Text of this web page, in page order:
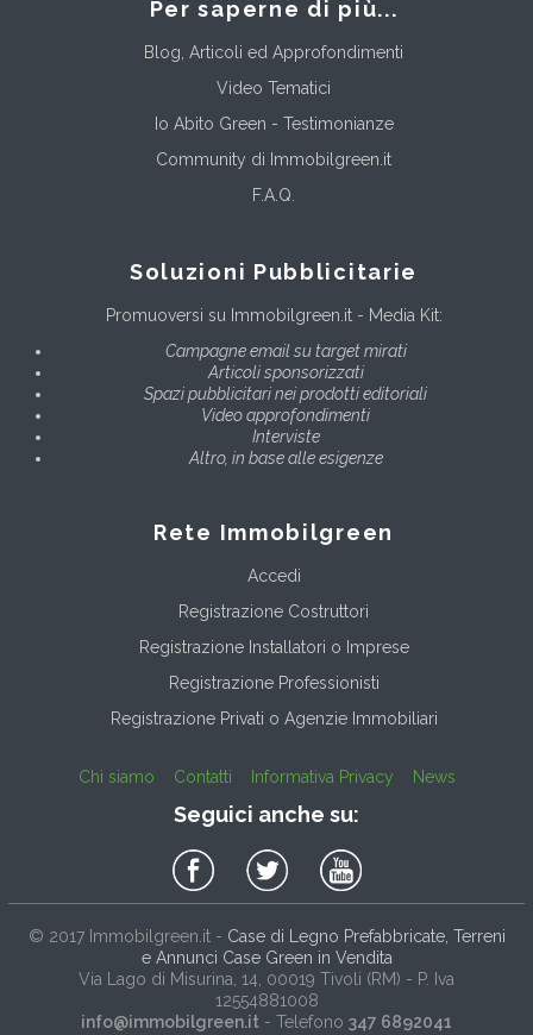
Per saperne di più...
Blog, Articoli ed Approfondimenti
Video Tematici
Io Abito Green - Testimonianze
Community di Immobilgreen.it
F.A.Q.
Soluzioni Pubblicitarie
Promuoversi su Immobilgreen.it - Media Kit:
Campagne email su target mirati
Articoli sponsorizzati
Spazi pubblicitari nei prodotti editoriali
Video approfondimenti
Interviste
Altro, in base alle esigenze
Rete Immobilgreen
Accedi
Registrazione Costruttori
Registrazione Installatori o Imprese
Registrazione Professionisti
Registrazione Privati o Agenzie Immobiliari
Chi siamo Contatti Informativa Privacy News
Seguici anche su:
© 2017 Immobilgreen.it- Case di Legno Prefabbricate, Terreni
e Annunci Case Green in Vendita
Via Lago di Misurina, 14 , 00019 Tivoli (RM) - P. Iva
12554881008
info@immobilgreen.it - Telefono 347 6892041